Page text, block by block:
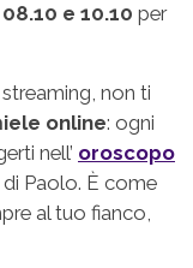
e 10.10 per
non ti
online: ogni
nell’ oroscopo
Paolo. È come
al tuo fianco,